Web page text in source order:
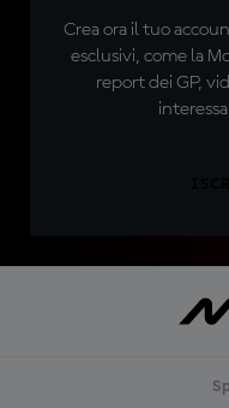
Crea ora il tuo
esclusivi, come la
report dei GP,